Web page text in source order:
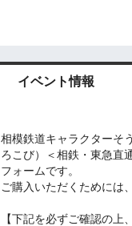
イベント情報
相模鉄道キャラクターそ
ろこび）＜相鉄・東急直
フォームです。
ご購入いただくためには
【下記を必ずご確認の上